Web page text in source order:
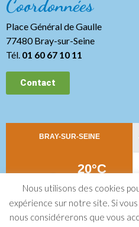
Coordonnées
Place Général de Gaulle
77480 Bray-sur-Seine
Tél. 01 60 67 10 11
Contact
Nous utilisons des cookies
expérience sur notre site. Si
nous considérerons que vous